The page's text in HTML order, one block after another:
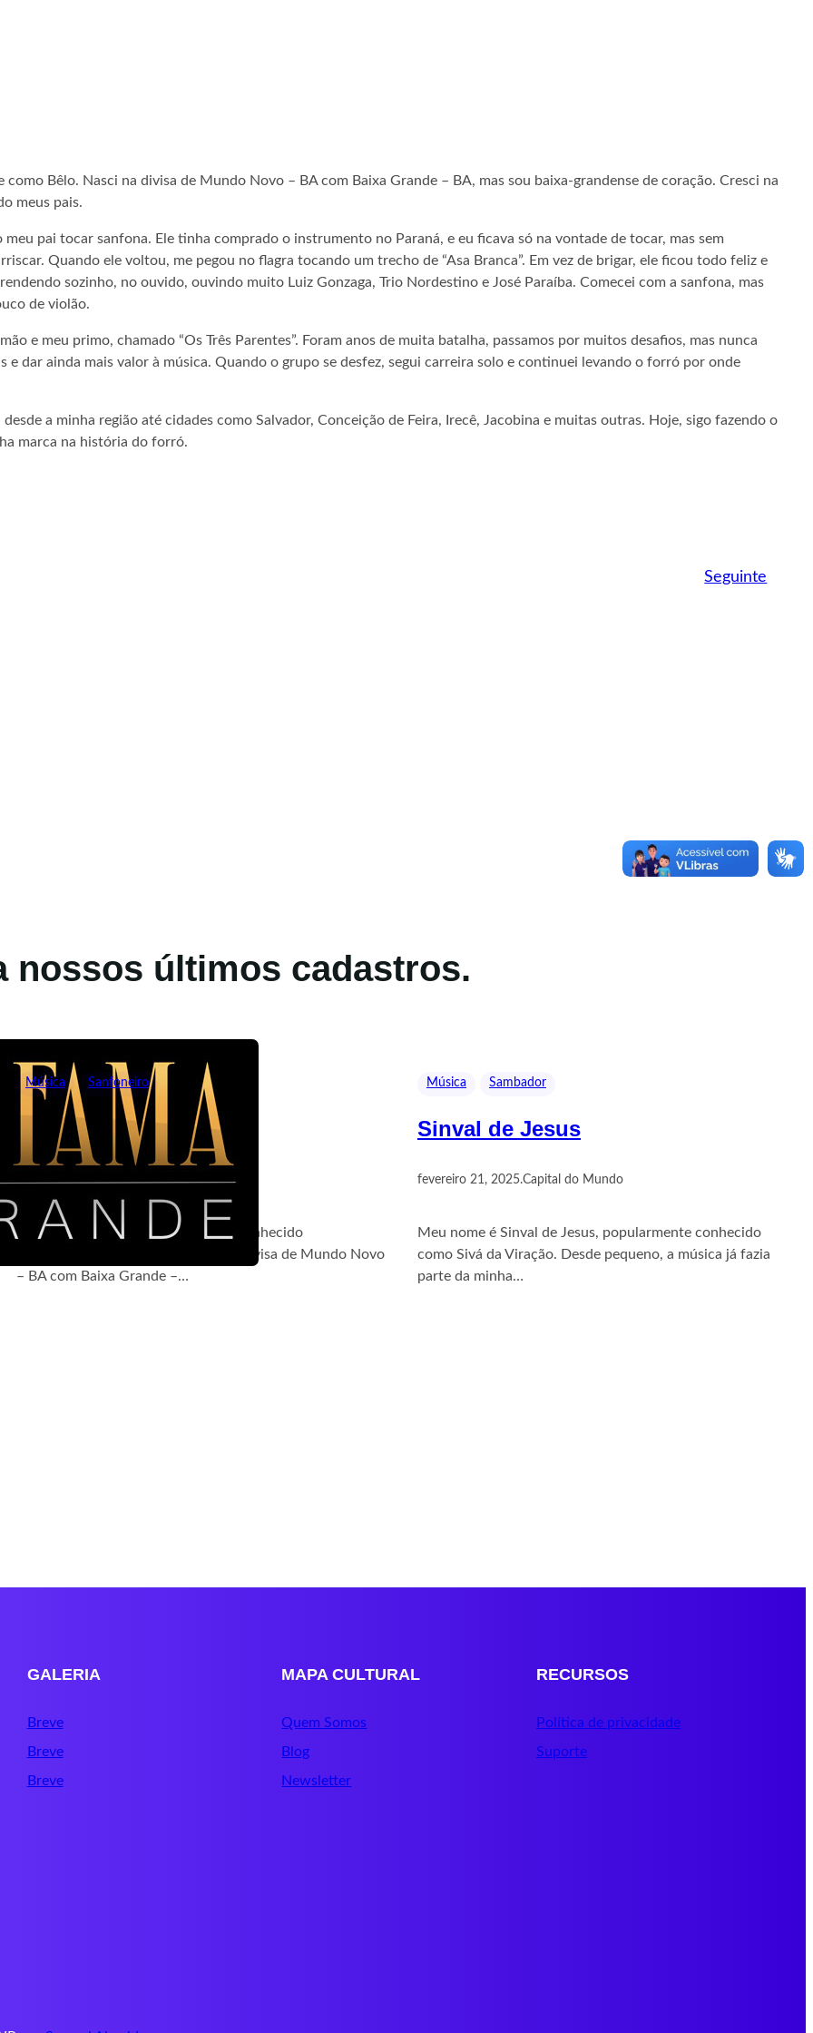
Bêlo. Nasci na divisa de Mundo Novo – BA com Baixa Grande – BA, mas sou baixa-grandense de coração. Cresci na
meus pais.
pai tocar sanfona. Ele tinha comprado o instrumento no Paraná, e eu ficava só na vontade de tocar, mas sem
Quando ele voltou, me pegou no flagra tocando um trecho de “Asa Branca”. Em vez de brigar, ele ficou todo feliz e
sozinho, no ouvido, ouvindo muito Luiz Gonzaga, Trio Nordestino e José Paraíba. Comecei com a sanfona, mas
de violão.
e meu primo, chamado “Os Três Parentes”. Foram anos de muita batalha, passamos por muitos desafios, mas nunca
e dar ainda mais valor à música. Quando o grupo se desfez, segui carreira solo e continuei levando o forró por onde
a minha região até cidades como Salvador, Conceição de Feira, Irecê, Jacobina e muitas outras. Hoje, sigo fazendo o
marca na história do forró.
Seguinte
nossos últimos cadastros.
Música Sanfoneiro
Bêlo Sanfoneiro
fevereiro 21, 2025.Capital do Mundo
Me chamo Berivaldo Oliveira, mas conhecido
popularmente como Bêlo. Nasci na divisa de Mundo Novo
– BA com Baixa Grande –…
Música Sambador
Sinval de Jesus
fevereiro 21, 2025.Capital do Mundo
Meu nome é Sinval de Jesus, popularmente conhecido
como Sivá da Viração. Desde pequeno, a música já fazia
parte da minha…
GALERIA
Breve
Breve
Breve
MAPA CULTURAL
Quem Somos
Blog
Newsletter
RECURSOS
Política de privacidade
Suporte